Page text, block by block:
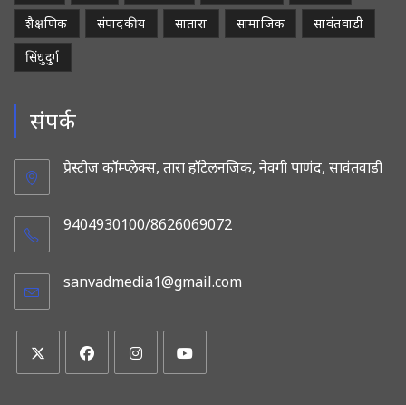
शैक्षणिक
संपादकीय सातारा सामाजिक
सावंतवाडी
सिंधुदुर्ग
संपर्क
प्रेस्टीज कॉम्प्लेक्स, तारा हॉटेलनजिक, नेवगी पाणंद, सावंतवाडी
9404930100/8626069072
sanvadmedia1@gmail.com